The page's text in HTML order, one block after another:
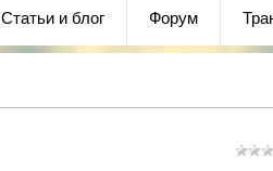
Статьи и блог Форум